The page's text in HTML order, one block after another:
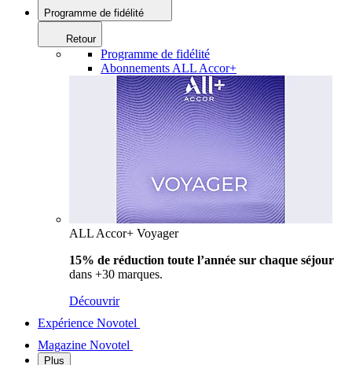
Programme de fidélité
Retour
Programme de fidélité
Abonnements ALL Accor+
ALL Accor+ Voyager
15% de réduction toute l’année sur chaque séjour
dans +30 marques.
Découvrir
Expérience Novotel
Magazine Novotel
Plus